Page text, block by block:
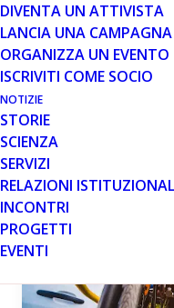
DIVENTA UN ATTIVISTA
LANCIA UNA CAMPAGNA
ORGANIZZA UN EVENTO
ISCRIVITI COME SOCIO
NOTIZIE
STORIE
SCIENZA
SERVIZI
RELAZIONI
INCONTRI
PROGETTI
EVENTI
MESE: